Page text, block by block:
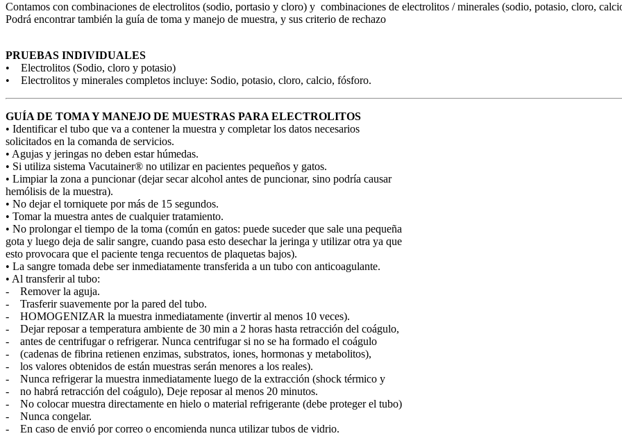
Contamos con combinaciones de electrolitos (sodio, portasio y cloro) y combinaciones de electrolitos / minerales (sodio, potasio, cloro,
Podrá encontrar también la guía de toma y manejo de muestra, y sus criterio de rechazo
PRUEBAS INDIVIDUALES
• Electrolitos (Sodio, cloro y potasio)
• Electrolitos y minerales completos incluye: Sodio, potasio, cloro, calcio, fósforo.
GUÍA DE TOMA Y MANEJO DE MUESTRAS PARA ELECTROLITOS
• Identificar el tubo que va a contener la muestra y completar los datos necesarios
solicitados en la comanda de servicios.
• Agujas y jeringas no deben estar húmedas.
• Si utiliza sistema Vacutainer® no utilizar en pacientes pequeños y gatos.
• Limpiar la zona a puncionar (dejar secar alcohol antes de puncionar, sino podría causar
hemólisis de la muestra).
• No dejar el torniquete por más de 15 segundos.
• Tomar la muestra antes de cualquier tratamiento.
• No prolongar el tiempo de la toma (común en gatos: puede suceder que sale una pequeña
gota y luego deja de salir sangre, cuando pasa esto desechar la jeringa y utilizar otra ya que
esto provocara que el paciente tenga recuentos de plaquetas bajos).
• La sangre tomada debe ser inmediatamente transferida a un tubo con anticoagulante.
• Al transferir al tubo:
- Remover la aguja.
- Trasferir suavemente por la pared del tubo.
- HOMOGENIZAR la muestra inmediatamente (invertir al menos 10 veces).
- Dejar reposar a temperatura ambiente de 30 min a 2 horas hasta retracción del coágulo,
- antes de centrifugar o refrigerar. Nunca centrifugar si no se ha formado el coágulo
- (cadenas de fibrina retienen enzimas, substratos, iones, hormonas y metabolitos),
- los valores obtenidos de están muestras serán menores a los reales).
- Nunca refrigerar la muestra inmediatamente luego de la extracción (shock térmico y
- no habrá retracción del coágulo), Deje reposar al menos 20 minutos.
- No colocar muestra directamente en hielo o material refrigerante (debe proteger el tubo)
- Nunca congelar.
- En caso de envió por correo o encomienda nunca utilizar tubos de vidrio.